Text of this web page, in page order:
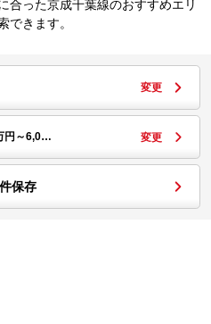
合った京成千葉線のおすすめエリ
できます。
変更
円～6,0… 変更
保存